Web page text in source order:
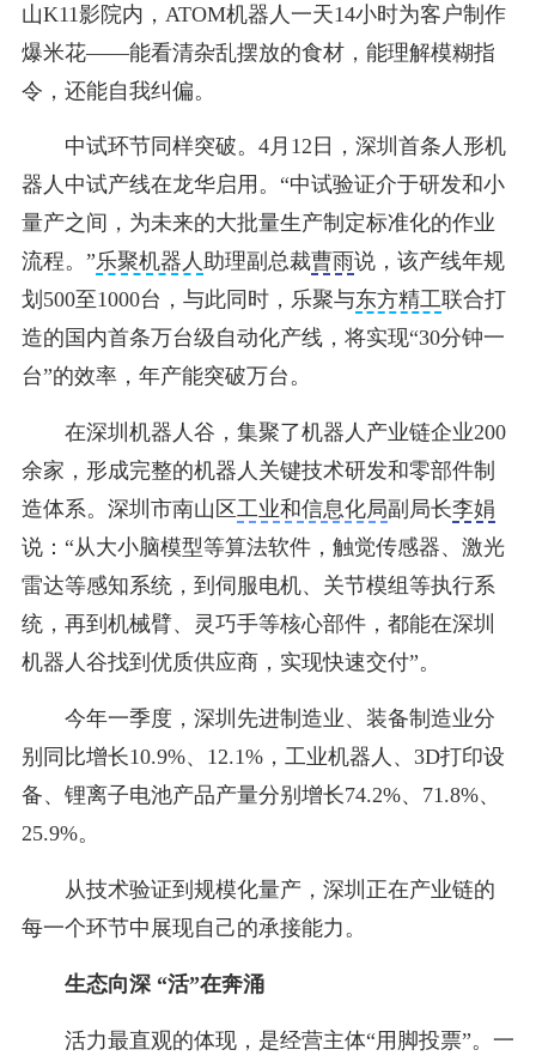
山K11影院内，ATOM机器人一天14小时为客户制作
爆米花——能看清杂乱摆放的食材，能理解模糊指
令，还能自我纠偏。
中试环节同样突破。4月12日，深圳首条人形机
器人中试产线在龙华启用。“中试验证介于研发和小
量产之间，为未来的大批量生产制定标准化的作业
流程。”乐聚机器人助理副总裁曹雨说，该产线年规
划500至1000台，与此同时，乐聚与东方精工联合打
造的国内首条万台级自动化产线，将实现“30分钟一
台”的效率，年产能突破万台。
在深圳机器人谷，集聚了机器人产业链企业200
余家，形成完整的机器人关键技术研发和零部件制
造体系。深圳市南山区工业和信息化局副局长李娟
说：“从大小脑模型等算法软件，触觉传感器、激光
雷达等感知系统，到伺服电机、关节模组等执行系
统，再到机械臂、灵巧手等核心部件，都能在深圳
机器人谷找到优质供应商，实现快速交付”。
今年一季度，深圳先进制造业、装备制造业分
别同比增长10.9%、12.1%，工业机器人、3D打印设
备、锂离子电池产品产量分别增长74.2%、71.8%、
25.9%。
从技术验证到规模化量产，深圳正在产业链的
每一个环节中展现自己的承接能力。
生态向深 “活”在奔涌
活力最直观的体现，是经营主体“用脚投票”。一